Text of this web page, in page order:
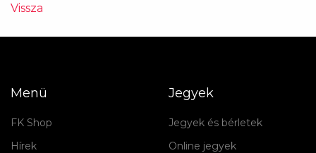
Vissza
Menü
FK Shop
Hírek
Jegyek
Jegyek és bérletek
Online jegyek